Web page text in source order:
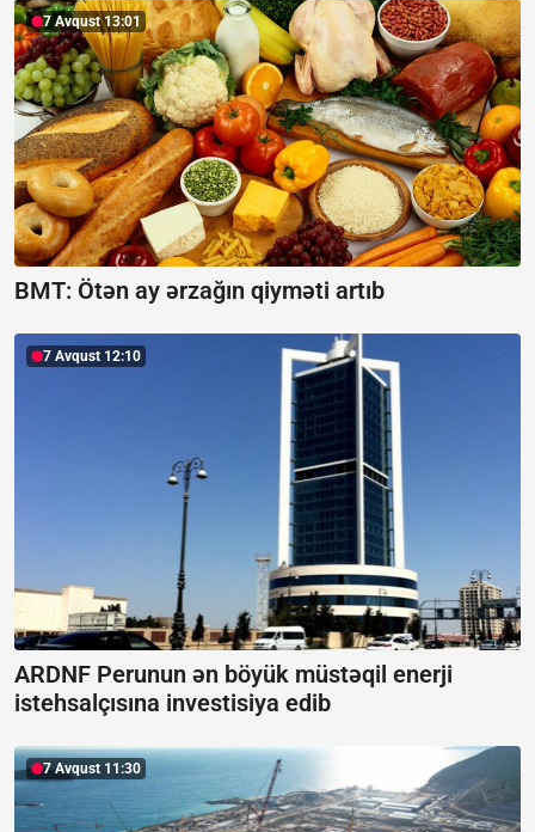
7 Avqust 13:01
BMT: Ötən ay ərzağın qiyməti artıb
7 Avqust 12:10
ARDNF Perunun ən böyük müstəqil enerji
istehsalçısına investisiya edib
7 Avqust 11:30